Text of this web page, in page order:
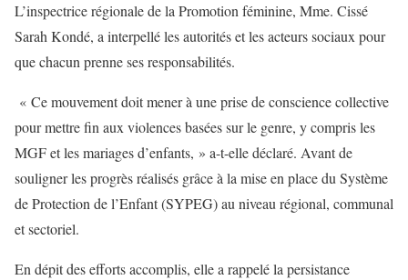
L’inspectrice régionale de la Promotion féminine, Mme. Cissé
Sarah Kondé, a interpellé les autorités et les acteurs sociaux pour
que chacun prenne ses responsabilités.
« Ce mouvement doit mener à une prise de conscience collective
pour mettre fin aux violences basées sur le genre, y compris les
MGF et les mariages d’enfants, » a-t-elle déclaré. Avant de
souligner les progrès réalisés grâce à la mise en place du Système
de Protection de l’Enfant (SYPEG) au niveau régional, communal
et sectoriel.
En dépit des efforts accomplis, elle a rappelé la persistance